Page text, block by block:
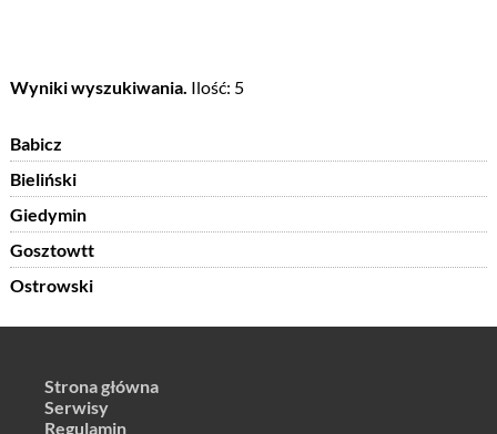
Wyniki wyszukiwania. Ilość: 5
Babicz
Bieliński
Giedymin
Gosztowtt
Ostrowski
Strona główna
Serwisy
Regulamin